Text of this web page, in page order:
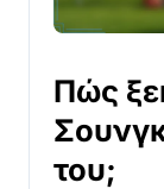
Πώς
του;